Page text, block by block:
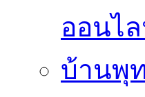
ออนไ
บ้านพุ